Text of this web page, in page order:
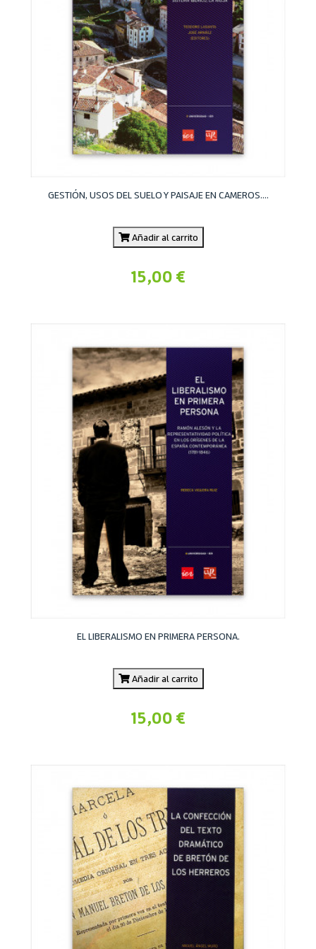
GESTIÓN, USOS DEL SUELO Y PAISAJE EN CAMEROS....
Añadir al carrito
15,00 €
EL LIBERALISMO EN PRIMERA PERSONA.
Añadir al carrito
15,00 €